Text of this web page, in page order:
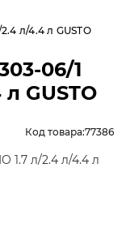
л/4.4 л GUSTO
06/1
GUSTO
Код товара:77386